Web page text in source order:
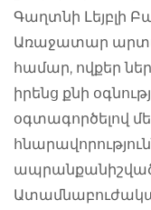
Գաղտնի Լեյբլի
Առաջատար
համար, ովքեր
իրենց քնի
օգտագործելով
ապրանքանիշված